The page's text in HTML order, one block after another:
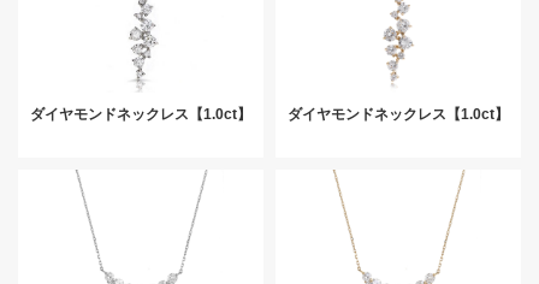
ダイヤモンドネックレス【1.0ct】 ダイヤモンドネックレス【1.0ct】